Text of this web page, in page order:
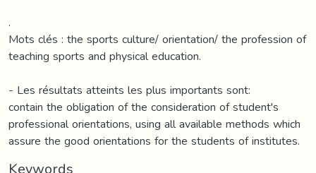
.
Mots clés : the sports culture/ orientation/ the profession of
teaching sports and physical education.
- Les résultats atteints les plus importants sont:
contain the obligation of the consideration of student's
professional orientations, using all available methods which
assure the good orientations for the students of institutes.